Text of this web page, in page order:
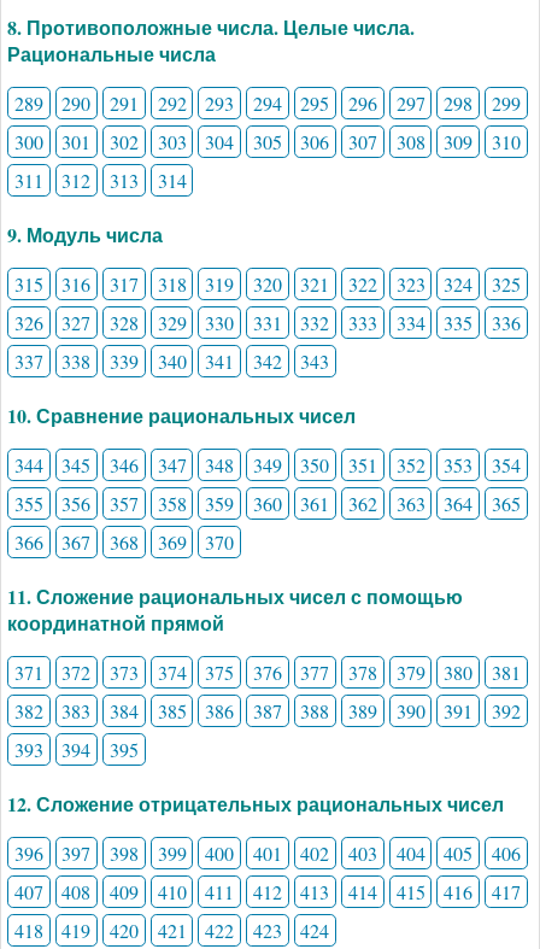
8. Противоположные числа. Целые числа.
Рациональные числа
289 290 291 292 293 294 295 296 297 298
299
300
301 302 303 304 305 306 307 308 309
310
311
312 313 314
9. Модуль числа
315 316 317 318 319 320 321 322 323 324
325
326
327 328 329 330 331 332 333 334 335
336
337
338 339 340 341 342 343
10. Сравнение рациональных чисел
344 345 346 347 348 349 350 351 352 353
354
355
356 357 358 359 360 361 362 363 364
365
366
367 368 369 370
11. Сложение рациональных чисел с помощью
координатной прямой
371 372 373 374 375 376 377 378 379 380
381
382
383 384 385 386 387 388 389 390 391
392
393
394 395
12. Сложение отрицательных рациональных чисел
396 397 398 399 400 401 402 403 404 405
406
407
408 409 410 411 412 413 414 415 416
417
418
419 420 421 422 423 424